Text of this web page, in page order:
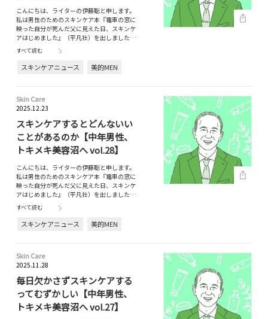
こんにちは、ライターの伊藤聡と申します。
私は男性のためのスキンケア本『電車の窓に
映った自分が死んだ父に見えた日、スキンケ
アはじめました』（平凡社）を出しました…
すべて読む
スキンケアニュース 美的MEN
Skin Care
2025.12.23
スキンケアするとどんないい
ことがあるのか【中年男性、
トキメキ美容沼へ vol.28】
こんにちは、ライターの伊藤聡と申します。
私は男性のためのスキンケア本『電車の窓に
映った自分が死んだ父に見えた日、スキンケ
アはじめました』（平凡社）を出しました…
すべて読む
スキンケアニュース 美的MEN
Skin Care
2025.11.28
毎日欠かさずスキンケアする
ってむずかしい【中年男性、
トキメキ美容沼へ vol.27】